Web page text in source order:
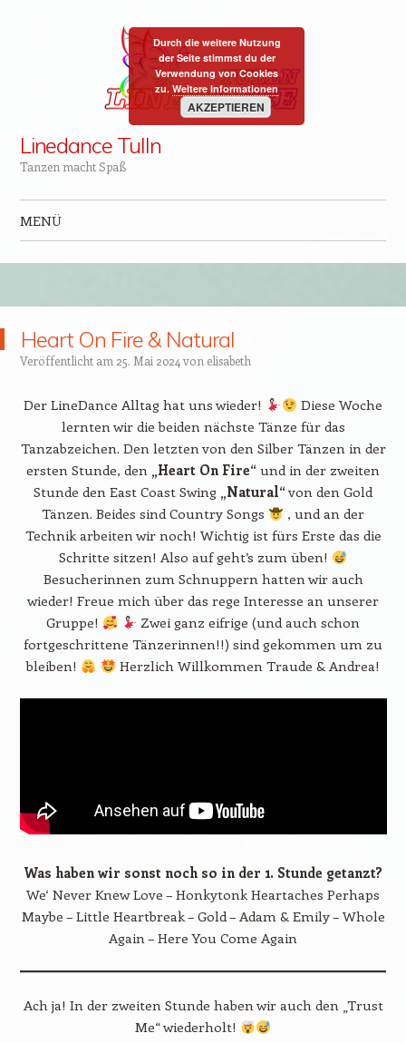
Linedance Tulln
Tanzen macht Spaß
MENÜ
Heart On Fire & Natural
Veröffentlicht am 25. Mai 2024 von elisabeth
Der LineDance Alltag hat uns wieder!
Diese Woche
lernten wir die beiden nächste Tänze für das
Tanzabzeichen. Den letzten von den Silber Tänzen in der
ersten Stunde, den „Heart On Fire“ und in der zweiten
Stunde den East Coast Swing „Natural“von den Gold
Tänzen. Beides sind Country Songs
, und an der
Technik arbeiten wir noch! Wichtig ist fürs Erste das die
Schritte sitzen! Also auf geht’s zum üben!
Besucherinnen zum Schnuppern hatten wir auch
wieder! Freue mich über das rege Interesse an unserer
Gruppe!
Zwei ganz eifrige (und auch schon
fortgeschrittene Tänzerinnen!!) sind gekommen um zu
bleiben!
Herzlich Willkommen Traude & Andrea!
Was haben wir sonst noch so in der 1. Stunde getanzt?
We‘ Never Knew Love – Honkytonk Heartaches Perhaps
Maybe – Little Heartbreak – Gold – Adam & Emily – Whole
Again – Here You Come Again
Ach ja! In der zweiten Stunde haben wir auch den „Trust
Me“ wiederholt!
Durch die weitere Nutzung
der Seite stimmst du der
Verwendung von Cookies
zu.Weitere Informationen
AKZEPTIEREN